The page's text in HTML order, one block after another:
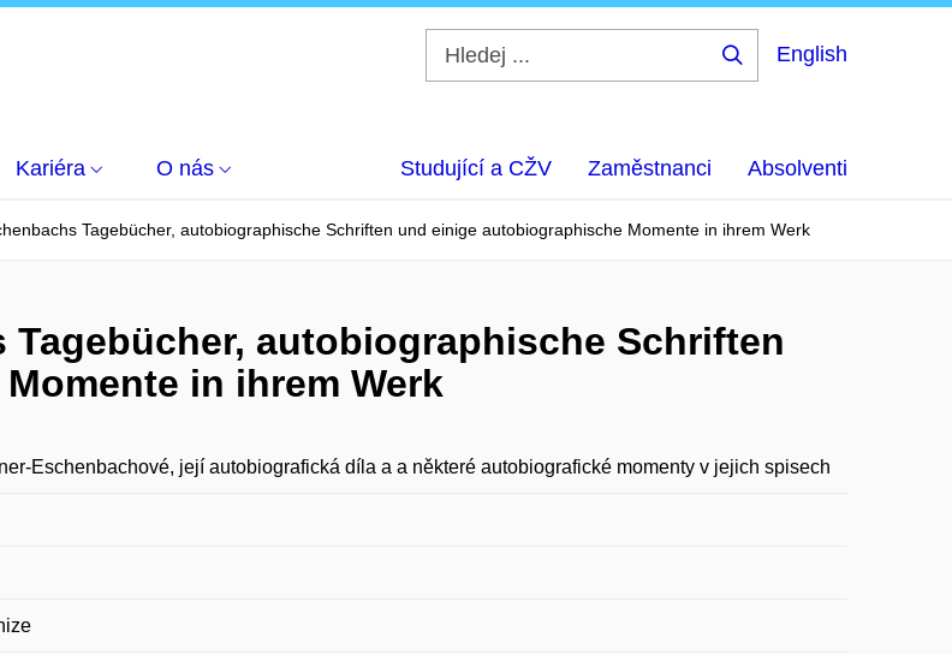
English
Kariéra O nás Studující a CŽV Zaměstnanci Absolventi
Tagebücher, autobiographische Schriften und einige autobiographische Momente in ihrem Werk
Tagebücher, autobiographische Schriften
in ihrem Werk
Eschenbachové, její autobiografická díla a a některé autobiografické momenty v jejich spisech